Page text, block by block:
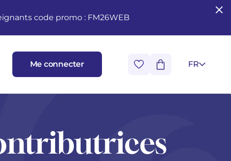
code promo : FM26WEB
Me connecter FR